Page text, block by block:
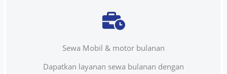
Sewa Mobil & motor bulanan
Dapatkan layanan sewa bulanan dengan